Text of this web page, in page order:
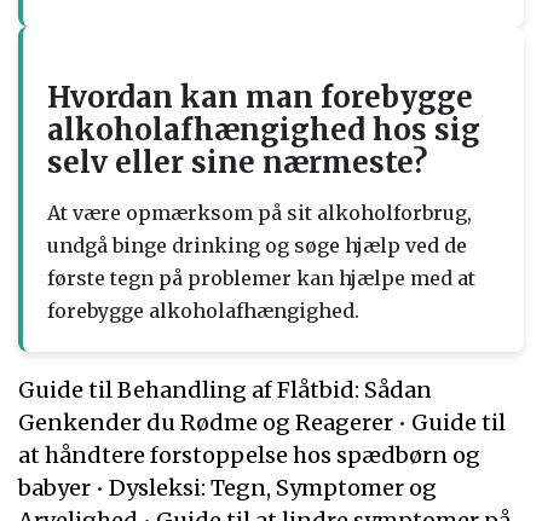
Hvordan kan man forebygge
alkoholafhængighed hos sig
selv eller sine nærmeste?
At være opmærksom på sit alkoholforbrug,
undgå binge drinking og søge hjælp ved de
første tegn på problemer kan hjælpe med at
forebygge alkoholafhængighed.
Guide til Behandling af Flåtbid: Sådan
Genkender du Rødme og Reagerer • Guide til
at håndtere forstoppelse hos spædbørn og
babyer • Dysleksi: Tegn, Symptomer og